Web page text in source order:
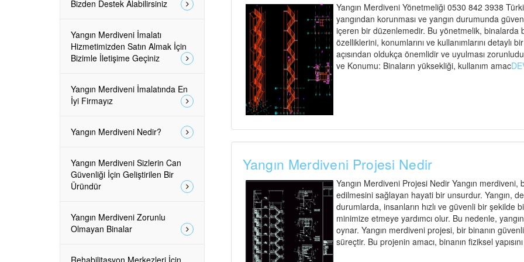
Yangın Merdiveni Yönetmeliği 0530 842 3938
yangından korunması ve yangın durumunda
içeren bir düzenlemedir. Bu yönetmelik, binalarda
özelliklerini, konumlarını ve kullanımlarını detaylı
açısından oldukça önemlidir ve uyulması
ve Konumu: Binaların yüksekliği, kullanım amac
Yangın Merdiveni Projesi Nedir
Yangın Merdiveni Projesi Nedir Yangın
edilmesini sağlayan hayati bir unsurdur. Yangın,
durumlarda, insanların hızlı ve güvenli bir şekilde
minimize etmeye yardımcı olur. Bu nedenle,
oynar. Yangın merdiveni projesi, bir binanın
süreçtir. Bu projenin amacı, binanın fiziksel
Bizden Destek Alabilirsiniz
Yangın Merdiveni İmalatı
Hizmetimizden Satın Almak İçin
Bizimle İletişime Geçiniz
Yangın Merdiveni İmalatında En
İyi Firmayız
Yangın Merdiveni Nedir?
Yangın Merdiveni Sizlerin Can
Güvenliği İçin Geliştirilen Bir
Üründür
Yangın Merdiveni Zorunlu
Olmayan Binalar